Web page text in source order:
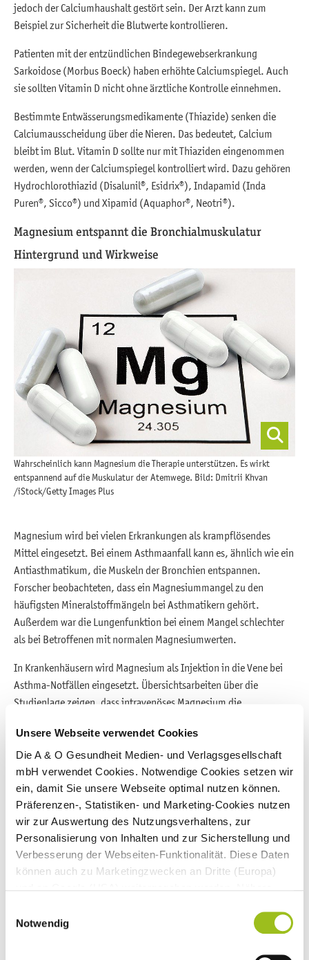
Unsere Webseite verwendet Cookies
Die A & O Gesundheit Medien- und Verlagsgesellschaft
mbH verwendet Cookies. Notwendige Cookies setzen wir
ein, damit Sie unsere Webseite optimal nutzen können.
Präferenzen-, Statistiken- und Marketing-Cookies nutzen
wir zur Auswertung des Nutzungsverhaltens, zur
Personalisierung von Inhalten und zur Sicherstellung und
Verbesserung der Webseiten-Funktionalität. Diese Daten
können auch zu Marketingzwecken an Dritte (Europa)
unserenDatenschutzhinweisen Impressum
Notwendig
jedoch der Calciumhaushalt gestört sein. Der Arzt kann zum
Beispiel zur Sicherheit die Blutwerte kontrollieren.
Patienten mit der entzündlichen Bindegewebserkrankung
Sarkoidose (Morbus Boeck) haben erhöhte Calciumspiegel. Auch
sie sollten Vitamin D nicht ohne ärztliche Kontrolle einnehmen.
Bestimmte Entwässerungsmedikamente (Thiazide) senken die
Calciumausscheidung über die Nieren. Das bedeutet, Calcium
bleibt im Blut. Vitamin D sollte nur mit Thiaziden eingenommen
werden, wenn der Calciumspiegel kontrolliert wird. Dazu gehören
Hydrochlorothiazid (Disalunil®, Esidrix®), Indapamid (Inda
Puren®, Sicco®) und Xipamid (Aquaphor®, Neotri®).
Magnesium entspannt die Bronchialmuskulatur
Hintergrund und Wirkweise
Wahrscheinlich kann Magnesium die Therapie unterstützen. Es wirkt
entspannend auf die Muskulatur der Atemwege. Bild: Dmitrii Khvan
/iStock/Getty Images Plus
Magnesium wird bei vielen Erkrankungen als krampflösendes
Mittel eingesetzt. Bei einem Asthmaanfall kann es, ähnlich wie ein
Antiasthmatikum, die Muskeln der Bronchien entspannen.
Forscher beobachteten, dass ein Magnesiummangel zu den
häufigsten Mineralstoffmängeln bei Asthmatikern gehört.
Außerdem war die Lungenfunktion bei einem Mangel schlechter
als bei Betroffenen mit normalen Magnesiumwerten.
In Krankenhäusern wird Magnesium als Injektion in die Vene bei
Asthma-Notfällen eingesetzt. Übersichtsarbeiten über die
Studienlage zeigen, dass intravenöses Magnesium die
Krankhausaufenthalte sowie Therapien vermieden werden. Zudem
gibt es eine Vorstudie zuMagnesiumpräparaten: Die Einnahme
konnte die Lungenfunktion von Asthmatikern verbessern.
Allerdings wurde dieser Effekt nur bis zu einer Einnahmezeit von
acht Wochen beobachtet.
Die intravenöse Gabe von Magnesium bei Asthma ist gut
untersucht. Die Studienlage zu Magnesium als Kapseln oder
Tabletten ist dagegen weniger eindeutig. Dennoch gibt es
Dosierung und Einnahmeempfehlung von Magnesium
Bei einer Therapie mit Antiasthmatika können täglich 200 bis 400